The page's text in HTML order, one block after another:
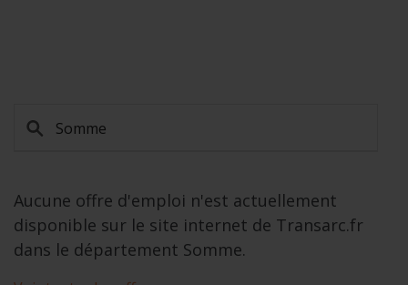
Aucune offre d'emploi n'est actuellement
disponible sur le site internet de Transarc.fr
dans le département Somme.